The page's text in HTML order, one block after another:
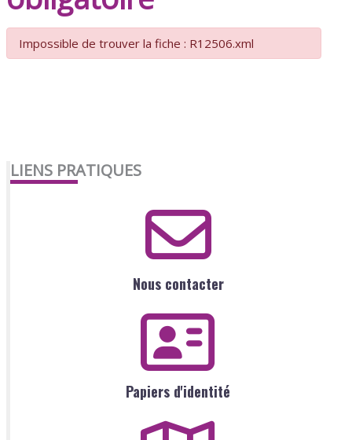
Impossible de trouver la fiche : R12506.xml
LIENS PRATIQUES
Nous contacter
Papiers d'identité